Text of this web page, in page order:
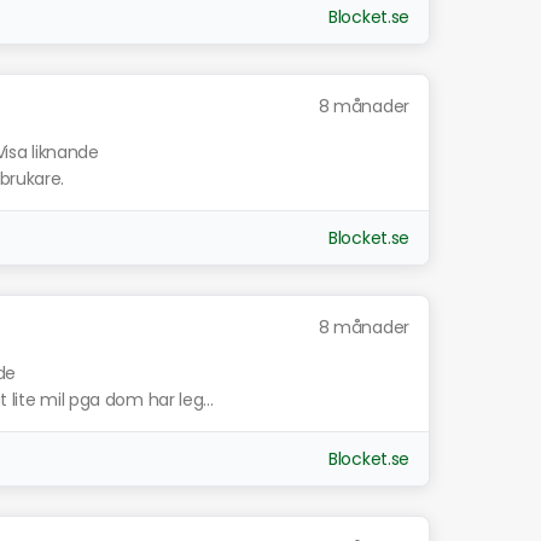
Blocket.se
8 månader
liknande
Blocket.se
8 månader
mil pga dom har leg...
Blocket.se